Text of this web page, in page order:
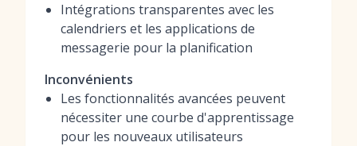
Intégrations transparentes avec les
calendriers et les applications de
messagerie pour la planification
Inconvénients
Les fonctionnalités avancées peuvent
nécessiter une courbe d'apprentissage
pour les nouveaux utilisateurs